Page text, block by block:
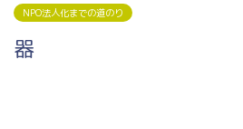
NPO法人化までの道のり
器